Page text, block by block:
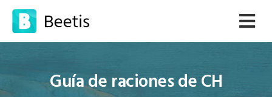
Guía de raciones de CH